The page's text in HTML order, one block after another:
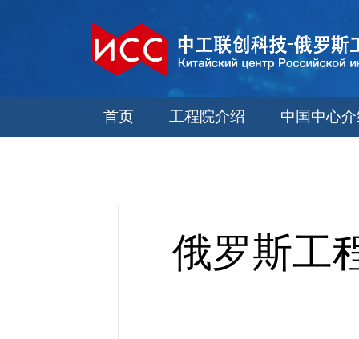
首页 工程院介绍 中国中心
俄罗斯工